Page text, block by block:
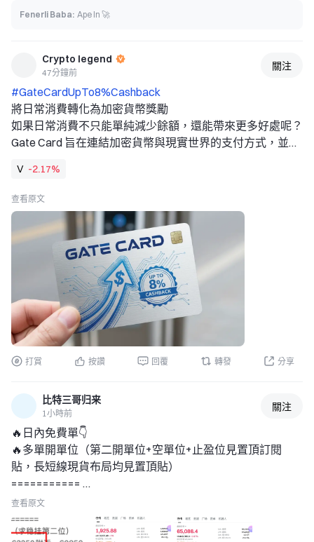
• 2 年期美國國債殖利率下降 8 個基點至 4.16%
但就業數據並非全
Fenerli Baba: Ape In 🚀
Crypto legend
47分鐘前
關注
#GateCardUpTo8%Cashback
將日常消費轉化為加密貨幣獎勵
如果日常消費不只能單純減少餘額，還能帶來更多好處呢？
Gate Card 旨在連結加密貨幣與現實世界的支付方式，並在
透過熟悉的支付網路使用數位資產，同時持續在加密貨幣生
態系統中賺取獎勵。
一張卡，遍及全球
Gate Card 將您的 Gate 餘額與 Visa 的全球商戶網路連結，
讓使用者能在 200 多個國家和地區的超過 1.5 億家商戶使
用。不論是雜貨、餐廳、旅遊或線上訂閱，這張卡都旨在讓
加密貨幣消費更貼近傳統卡片支付。
行動裝置整合進一步提升便利性。支援 Apple Pay 和
Google Pay，使用者可以直接從智慧型手機存取卡片，不必
依賴實體支付方式。
8% 現金回饋目標
8% 這個醒目的數字，是該計畫內可獲得的最高現金回饋比
活動，使用者可根據適用的持有量和活動要求，逐步晉級至
不同的獎勵等級。
符合資格的消費可以產生 USDT 等獎勵或額外獎勵，讓價值
與數位資產生態系統保持連結，而不是迫使使用者接受傳統
的純法幣獎勵模式。
夏季促銷活動可帶來更多價值
日常現金回饋計畫並不是唯一的吸引力。Gate 的夏季退稅
消
V -2.17%
查看原文
打賞 按讚 回覆 轉發 分享
比特三哥归来
1小時前
關注
🔥日內免費單👇
🔥多單開單位（第二開單位+空單位+止盈位見置頂訂閱
貼，長短線現貨布局均見置頂貼）
===========
64150附近-63850附近，孫62450
1875附近-1855附近，損1810
#MoonshotAIPreIPOs开启
查看原文